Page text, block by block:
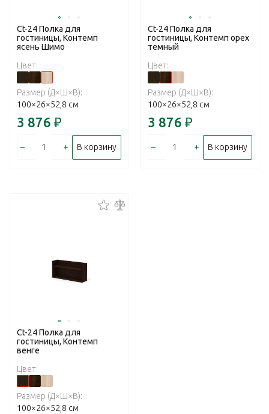
Ct-24 Полка для
гостиницы, Контемп
ясень Шимо
Цвет:
Размер (Д×Ш×В):
100×26×52,8 см
3 876 ₽
– + В корзину
Ct-24 Полка для
гостиницы, Контемп орех
темный
Цвет:
Размер (Д×Ш×В):
100×26×52,8 см
3 876 ₽
– + В корзину
Ct-24 Полка для
гостиницы, Контемп
венге
Цвет:
Размер (Д×Ш×В):
100×26×52,8 см